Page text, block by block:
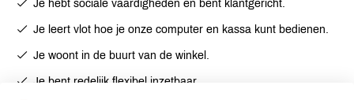
Je hebt sociale vaardigheden en bent klantgericht.
Je leert vlot hoe je onze computer en kassa kunt bedienen.
Je woont in de buurt van de winkel.
Je bent redelijk flexibel inzetbaar.